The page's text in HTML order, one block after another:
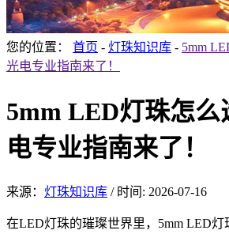
您的位置： 首页 - 灯珠知识库 - 5mm
光电专业指南来了！
5mm LED灯珠怎么
电专业指南来了！
来源： 灯珠知识库 / 时间: 2026-07-16
在LED灯珠的璀璨世界里，5mm LED灯